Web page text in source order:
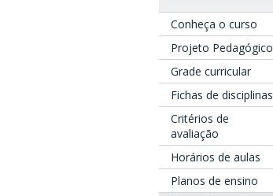
Conheça o curso
Projeto Pedagógico
Grade curricular
Fichas de disciplinas
Critérios de
avaliação
Horários de aulas
Planos de ensino